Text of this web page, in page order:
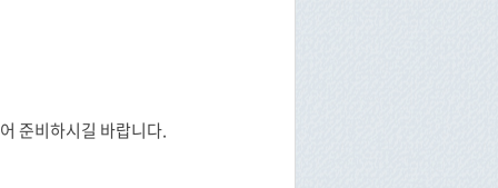
준비하시길 바랍니다.